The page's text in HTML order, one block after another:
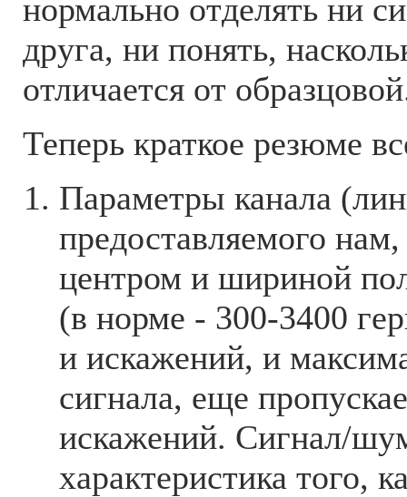
нормально отделять ни
друга, ни понять,
отличается от
Теперь краткое резюме
Параметры канала
предоставляемого
центром и шириной
(в норме - 300-3400
и искажений, и
сигнала, еще
искажений. Сигнал/
характеристика того,